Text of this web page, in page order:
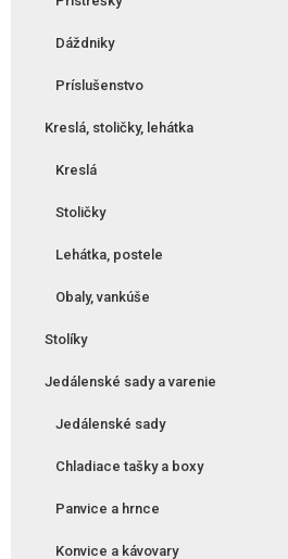
Dáždniky
Príslušenstvo
Kreslá, stoličky, lehátka
Kreslá
Stoličky
Lehátka, postele
Obaly, vankúše
Stolíky
Jedálenské sady a varenie
Jedálenské sady
Chladiace tašky a boxy
Panvice a hrnce
Konvice a kávovary